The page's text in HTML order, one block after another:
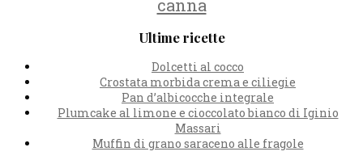
canna
Ultime ricette
Dolcetti al cocco
Crostata morbida crema e ciliegie
Pan d’albicocche integrale
Plumcake al limone e cioccolato bianco di Iginio
Massari
Muffin di grano saraceno alle fragole